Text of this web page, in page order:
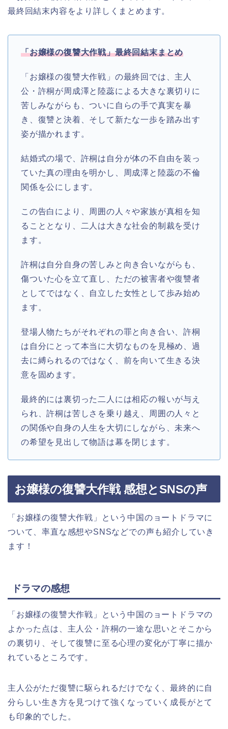
最終回結末内容をより詳しくまとめます。
「お嬢様の復讐大作戦」最終回結末まとめ
「お嬢様の復讐大作戦」の最終回では、主人
公・許桐が周成澤と陸蕊による大きな裏切りに
苦しみながらも、ついに自らの手で真実を暴
き、復讐と決着、そして新たな一歩を踏み出す
姿が描かれます。
結婚式の場で、許桐は自分が体の不自由を装っ
ていた真の理由を明かし、周成澤と陸蕊の不倫
関係を公にします。
この告白により、周囲の人々や家族が真相を知
ることとなり、二人は大きな社会的制裁を受け
ます。
許桐は自分自身の苦しみと向き合いながらも、
傷ついた心を立て直し、ただの被害者や復讐者
としてではなく、自立した女性として歩み始め
ます。
登場人物たちがそれぞれの罪と向き合い、許桐
は自分にとって本当に大切なものを見極め、過
去に縛られるのではなく、前を向いて生きる決
意を固めます。
最終的には裏切った二人には相応の報いが与え
られ、許桐は苦しさを乗り越え、周囲の人々と
の関係や自身の人生を大切にしながら、未来へ
の希望を見出して物語は幕を閉じます。
お嬢様の復讐大作戦 感想とSNSの声
「お嬢様の復讐大作戦 」
という中国のョートドラマに
ついて、率直な感想やSNSなどでの声も紹介していき
ます！
ドラマの感想
「お嬢様の復讐大作戦 」
という中国のョートドラマの
よかった点は、主人公・許桐の一途な思いとそこから
の裏切り、そして復讐に至る心理の変化が丁寧に描か
れているところです。
主人公がただ復讐に駆られるだけでなく、最終的に自
分らしい生き方を見つけて強くなっていく成長がとて
も印象的でした。